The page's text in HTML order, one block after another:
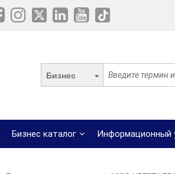
Бизнес
Бизнес каталог Информационный